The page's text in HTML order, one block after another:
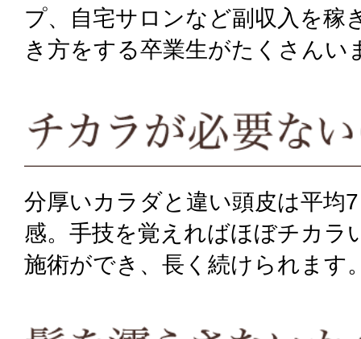
プ、自宅サロンなど副収入を稼
き方をする卒業生がたくさんい
分厚いカラダと違い頭皮は平均
感。手技を覚えればほぼチカラ
施術ができ、長く続けられます